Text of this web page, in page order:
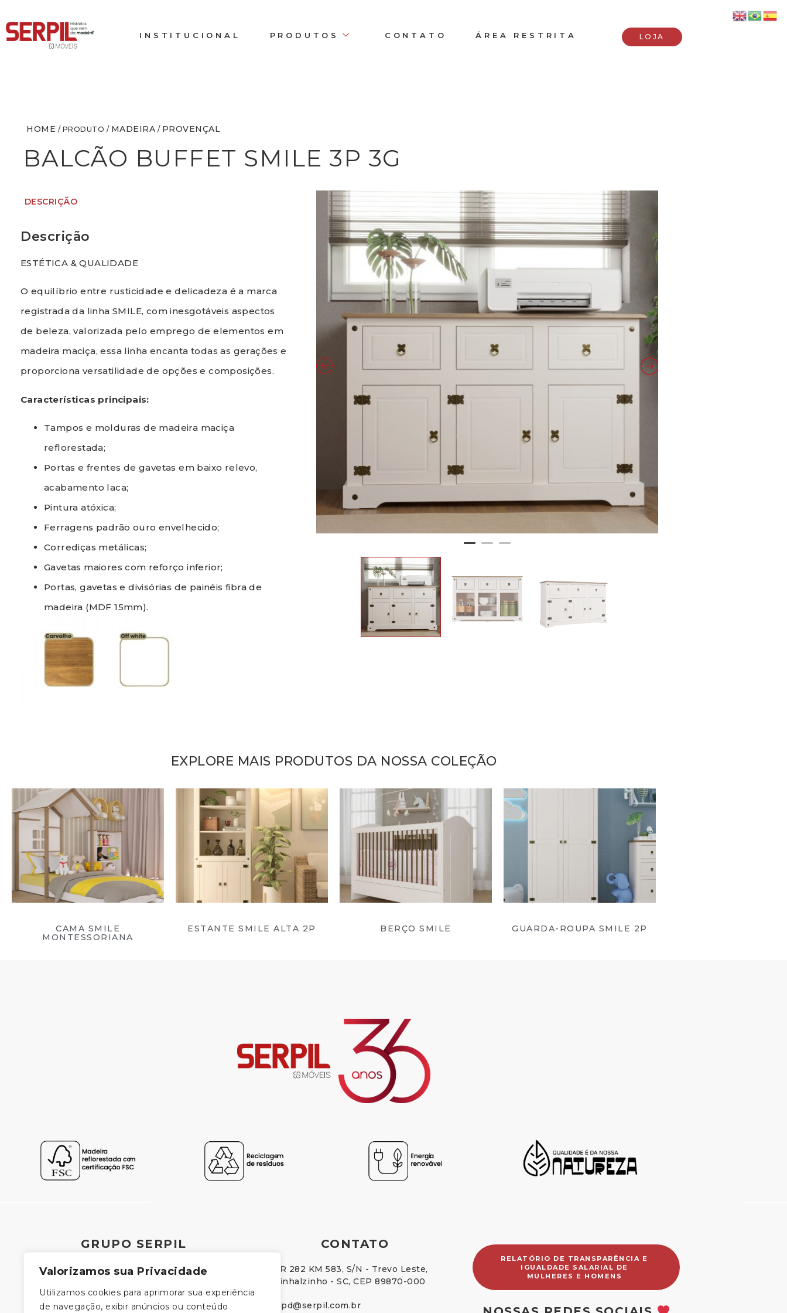
Valorizamos sua Privacidade
Utilizamos cookies para aprimorar sua experiência
de navegação, exibir anúncios ou conteúdo
INSTITUCIONAL PRODUTOS CONTATO ÁREA RESTRITA LOJA
HOME / PRODUTO / MADEIRA / PROVENÇAL
BALCÃO BUFFET SMILE 3P 3G
DESCRIÇÃO
Descrição
ESTÉTICA & QUALIDADE
O equilíbrio entre rusticidade e delicadeza é a marca
registrada da linha SMILE, com inesgotáveis aspectos
de beleza, valorizada pelo emprego de elementos em
madeira maciça, essa linha encanta todas as gerações e
proporciona versatilidade de opções e composições.
Características principais:
Tampos e molduras de madeira maciça
reflorestada;
Portas e frentes de gavetas em baixo relevo,
acabamento laca;
Pintura atóxica;
Ferragens padrão ouro envelhecido;
Corrediças metálicas;
Gavetas maiores com reforço inferior;
Portas, gavetas e divisórias de painéis fibra de
madeira (MDF 15mm).
EXPLORE MAIS PRODUTOS DA NOSSA COLEÇÃO
CAMA SMILE
MONTESSORIANA
ESTANTE SMILE ALTA 2P BERÇO SMILE GUARDA-ROUPA SMILE 2P
GRUPO SERPIL CONTATO
BR 282 KM 583, S/N - Trevo Leste,
Pinhalzinho - SC, CEP 89870-000
lgpd@serpil.com.br
RELATÓRIO DE TRANSPARÊNCIA E
IGUALDADE SALARIAL DE
MULHERES E HOMENS